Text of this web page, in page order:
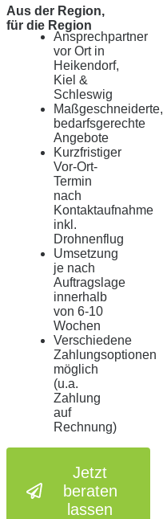
Aus der Region,
für die Region
Ansprechpartner
vor Ort in
Heikendorf,
Kiel &
Schleswig
Maßgeschneiderte,
bedarfsgerechte
Angebote
Kurzfristiger
Vor-Ort-
Termin
nach
Kontaktaufnahme
inkl.
Drohnenflug
Umsetzung
je nach
Auftragslage
innerhalb
von 6-10
Wochen
Verschiedene
Zahlungsoptionen
möglich
(u.a.
Zahlung
auf
Rechnung)
Jetzt
beraten
lassen